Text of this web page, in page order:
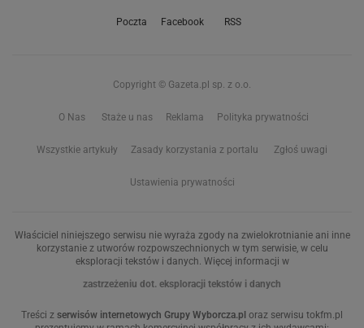
Poczta Facebook RSS
Copyright © Gazeta.pl sp. z o.o.
O Nas Staże u nas Reklama Polityka prywatności
Wszystkie artykuły Zasady korzystania z portalu Zgłoś uwagi
Ustawienia prywatności
Właściciel niniejszego serwisu nie wyraża zgody na zwielokrotnianie ani inne
korzystanie z utworów rozpowszechnionych w tym serwisie, w celu
eksploracji tekstów i danych. Więcej informacji w
zastrzeżeniu dot. eksploracji tekstów i danych
Treści z serwisów internetowych Grupy Wyborcza.pl oraz serwisu tokfm.pl